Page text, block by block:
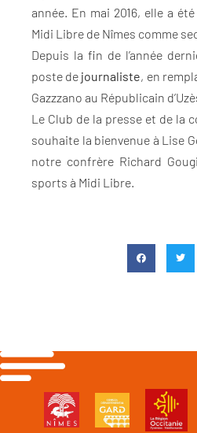
année. En mai 2016, elle a
Midi Libre de Nîmes comme
Depuis la fin de l’année
poste de journaliste, en
Gazzzano au Républicain
Le Club de la presse et de la
souhaite la bienvenue à Lise
notre confrère Richard
sports à Midi Libre.